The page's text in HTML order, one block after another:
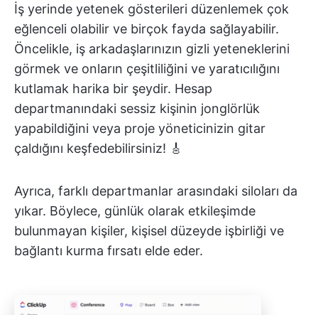
İş yerinde yetenek gösterileri düzenlemek çok
eğlenceli olabilir ve birçok fayda sağlayabilir.
Öncelikle, iş arkadaşlarınızın gizli yeteneklerini
görmek ve onların çeşitliliğini ve yaratıcılığını
kutlamak harika bir şeydir. Hesap
departmanındaki sessiz kişinin jonglörlük
yapabildiğini veya proje yöneticinizin gitar
çaldığını keşfedebilirsiniz! 🎸
Ayrıca, farklı departmanlar arasındaki siloları da
yıkar. Böylece, günlük olarak etkileşimde
bulunmayan kişiler, kişisel düzeyde işbirliği ve
bağlantı kurma fırsatı elde eder.